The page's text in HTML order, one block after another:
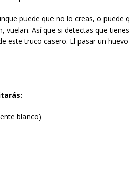
puede que no lo creas, o puede
vuelan. Así que si detectas que
este truco casero. El pasar un
blanco)